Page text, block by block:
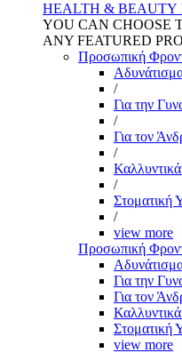
HEALTH & BEAUTY
YOU CAN CHOOSE
ANY FEATURED
Προσωπική
/
Για την
/
Για τον
/
/
Στοματική
/
view more
Προσωπική
Για την
Για τον
Στοματική
view more